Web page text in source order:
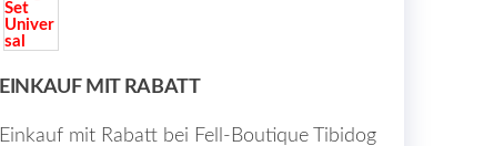
EINKAUF MIT RABATT
Einkauf mit Rabatt bei Fell-Boutique Tibidog